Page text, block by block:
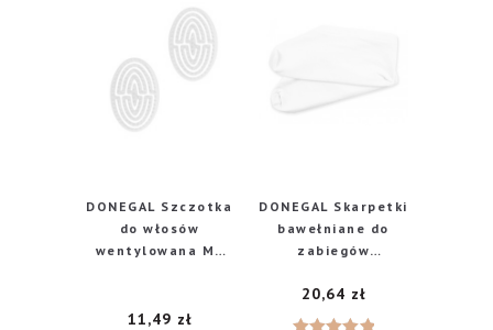
DONEGAL Szczotka
do włosów
wentylowana My
11,49 zł
DONEGAL Skarpetki
bawełniane do
zabiegów
(6104)
20,64 zł